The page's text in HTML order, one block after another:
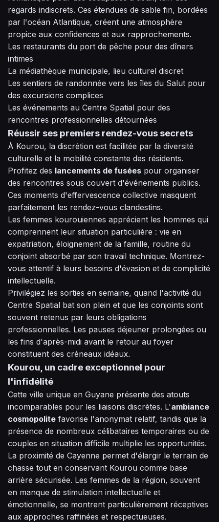
regards indiscrets. Ces étendues de sable fin, bordées
par l'océan Atlantique, créent une atmosphère
propice aux confidences et aux rapprochements.
Les restaurants du port de pêche pour des dîners
intimes
La médiathèque municipale, lieu culturel discret
Les sentiers de randonnée vers les îles du Salut pour
des excursions complices
Les événements au Centre Spatial pour des
rencontres professionnelles détournées
Réussir ses premiers rendez-vous secrets
À Kourou, la discrétion est facilitée par la diversité
culturelle et la mobilité constante des résidents.
Profitez des lancements de fusées pour organiser
des rencontres sous couvert d'événements publics.
Ces moments d'effervescence collective masquent
parfaitement les rendez-vous clandestins.
Les femmes kourouiennes apprécient les hommes qui
comprennent leur situation particulière : vie en
expatriation, éloignement de la famille, routine du
conjoint absorbé par son travail technique. Montrez-
vous attentif à leurs besoins d'évasion et de complicité
intellectuelle.
Privilégiez les sorties en semaine, quand l'activité du
Centre Spatial bat son plein et que les conjoints sont
souvent retenus par leurs obligations
professionnelles. Les pauses déjeuner prolongées ou
les fins d'après-midi avant le retour au foyer
constituent des créneaux idéaux.
Kourou, un cadre exceptionnel pour
l'infidélité
Cette ville unique en Guyane présente des atouts
incomparables pour les liaisons discrètes. L'ambiance
cosmopolite favorise l'anonymat relatif, tandis que la
présence de nombreux célibataires temporaires ou de
couples en situation difficile multiplie les opportunités.
La proximité de Cayenne permet d'élargir le terrain de
chasse tout en conservant Kourou comme base
arrière sécurisée. Les femmes de la région, souvent
en manque de stimulation intellectuelle et
émotionnelle, se montrent particulièrement réceptives
aux approches raffinées et respectueuses.